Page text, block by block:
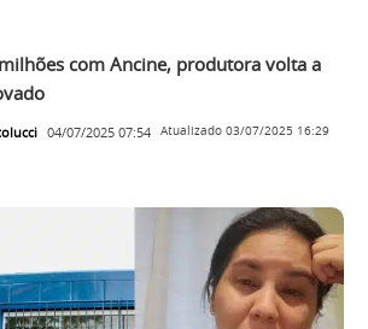
com Ancine, produtora volta a
04/07/2025 07:54 Atualizado 03/07/2025 16:29